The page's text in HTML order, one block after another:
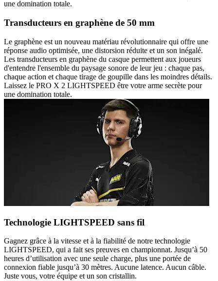
une domination totale.
Transducteurs en graphène de 50 mm
Le graphène est un nouveau matériau révolutionnaire qui offre une
réponse audio optimisée, une distorsion réduite et un son inégalé.
Les transducteurs en graphène du casque permettent aux joueurs
d'entendre l'ensemble du paysage sonore de leur jeu : chaque pas,
chaque action et chaque tirage de goupille dans les moindres détails.
Laissez le PRO X 2 LIGHTSPEED être votre arme secrète pour
une domination totale.
Technologie LIGHTSPEED sans fil
Gagnez grâce à la vitesse et à la fiabilité de notre technologie
LIGHTSPEED, qui a fait ses preuves en championnat. Jusqu’à 50
heures d’utilisation avec une seule charge, plus une portée de
connexion fiable jusqu’à 30 mètres. Aucune latence. Aucun câble.
Juste vous, votre équipe et un son cristallin.